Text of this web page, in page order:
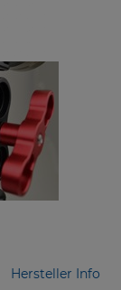
Hersteller Info